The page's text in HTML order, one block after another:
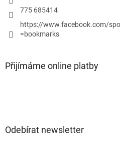
775 685414
https://www.facebook.com/
=bookmarks
Přijímáme online platby
Odebírat newsletter